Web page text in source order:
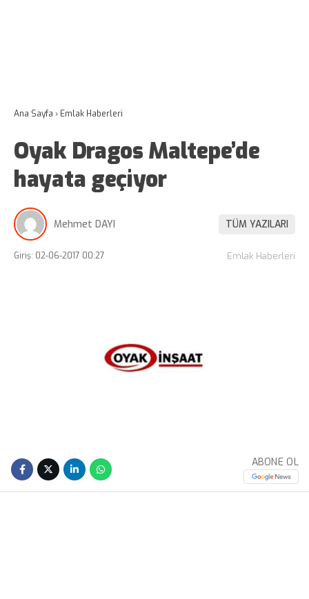
Ana Sayfa › Emlak Haberleri
Oyak Dragos Maltepe’de
hayata geçiyor
Mehmet DAYI TÜM YAZILARI
Giriş: 02-06-2017 00:27 Emlak Haberleri
ABONE OL